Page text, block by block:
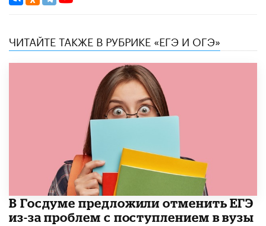
ЧИТАЙТЕ ТАКЖЕ В РУБРИКЕ «ЕГЭ И ОГЭ»
В Госдуме предложили отменить ЕГЭ
из-за проблем с поступлением в вузы